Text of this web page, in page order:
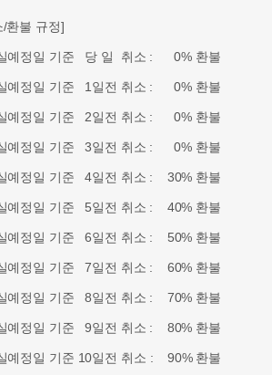
/환불 규정]
예정일 기준 당 일 취소 : 0% 환불
예정일 기준 1일전 취소 : 0% 환불
예정일 기준 2일전 취소 : 0% 환불
예정일 기준 3일전 취소 : 0% 환불
예정일 기준 4일전 취소 : 30% 환불
예정일 기준 5일전 취소 : 40% 환불
예정일 기준 6일전 취소 : 50% 환불
예정일 기준 7일전 취소 : 60% 환불
예정일 기준 8일전 취소 : 70% 환불
예정일 기준 9일전 취소 : 80% 환불
예정일 기준 10일전 취소 : 90% 환불